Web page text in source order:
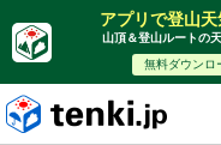
アプリで登山
山頂＆登山ルートの
無料ダウンロ